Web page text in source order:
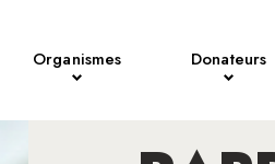
Organismes Donateurs